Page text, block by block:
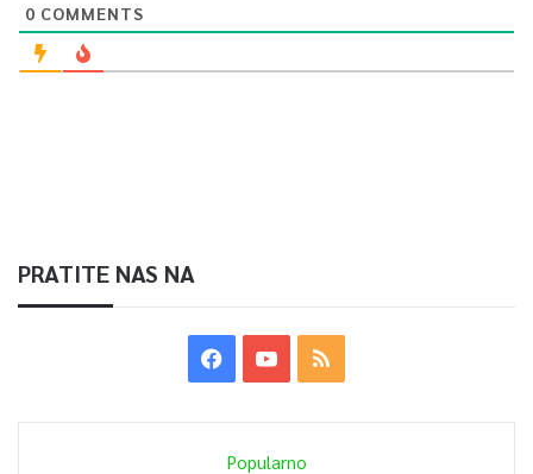
0 COMMENTS
PRATITE NAS NA
Popularno